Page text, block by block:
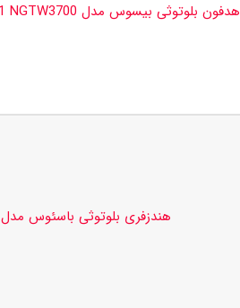
هدفون بلوتوثی بیسوس مدل Bowie WM01 NGTW3700
هندزفری بلوتوثی باسئوس مدل S06-NGS06